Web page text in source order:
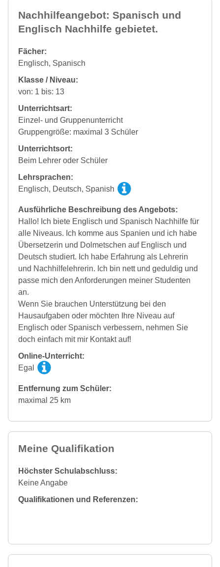
Nachhilfeangebot: Spanisch und
Englisch Nachhilfe gebietet.
Fächer:
Englisch, Spanisch
Klasse / Niveau:
von: 1 bis: 13
Unterrichtsart:
Einzel- und Gruppenunterricht
Gruppengröße: maximal 3 Schüler
Unterrichtsort:
Beim Lehrer oder Schüler
Lehrsprachen:
Englisch, Deutsch, Spanish
Ausführliche Beschreibung des Angebots:
Hallo! Ich biete Englisch und Spanisch Nachhilfe für
alle Niveaus. Ich komme aus Spanien und ich habe
Übersetzerin und Dolmetschen auf Englisch und
Deutsch studiert. Ich habe Erfahrung als Lehrerin
und Nachhilfelehrerin. Ich bin nett und geduldig und
passe mich den Anforderungen meiner Studenten
an.
Wenn Sie brauchen Unterstützung bei den
Hausaufgaben oder möchten Ihre Niveau auf
Englisch oder Spanisch verbessern, nehmen Sie
doch einfach mit mir Kontakt auf!
Online-Unterricht:
Egal
Entfernung zum Schüler:
maximal 25 km
Meine Qualifikation
Höchster Schulabschluss:
Keine Angabe
Qualifikationen und Referenzen: